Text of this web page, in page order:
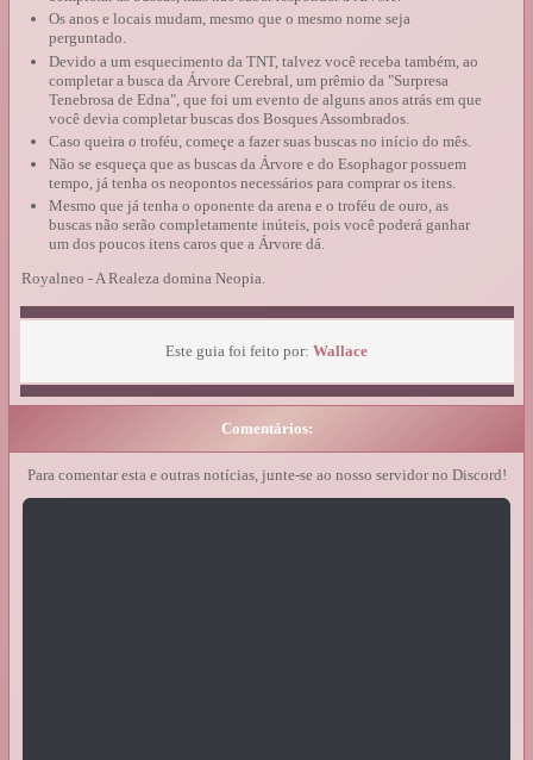
Os anos e locais mudam, mesmo que o mesmo nome seja
perguntado.
Devido a um esquecimento da TNT, talvez você receba também, ao
completar a busca da Árvore Cerebral, um prêmio da "Surpresa
Tenebrosa de Edna", que foi um evento de alguns anos atrás em que
você devia completar buscas dos Bosques Assombrados.
Caso queira o troféu, começe a fazer suas buscas no início do mês.
Não se esqueça que as buscas da Árvore e do Esophagor possuem
tempo, já tenha os neopontos necessários para comprar os itens.
Mesmo que já tenha o oponente da arena e o troféu de ouro, as
buscas não serão completamente inúteis, pois você poderá ganhar
um dos poucos itens caros que a Árvore dá.
Royalneo - A Realeza domina Neopia.
Este guia foi feito por: Wallace
Comentários:
Para comentar esta e outras notícias, junte-se ao nosso servidor no Discord!